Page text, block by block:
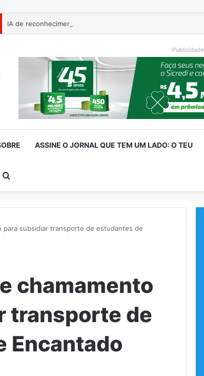
Publicidade
ASSINE O JORNAL QUE TEM UM LADO: O TEU
Switch skin
para subsidiar transporte de estudantes de
chamamento
transporte de
Encantado